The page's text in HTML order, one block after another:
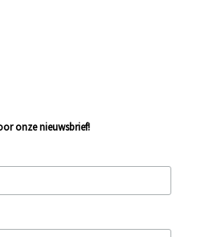
onze nieuwsbrief!